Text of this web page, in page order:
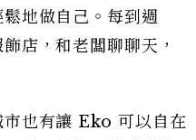
地做自己。每到週
店，和老闆聊聊天，
市也有讓 Eko 可以自在